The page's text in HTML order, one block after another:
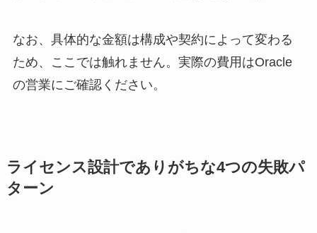
なお、具体的な金額は構成や契約によって変わる
ため、ここでは触れません。実際の費用はOracle
の営業にご確認ください。
ライセンス設計でありがちな4つの失敗パ
ターン